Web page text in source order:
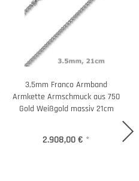
3,5mm Franco Armband
Armkette Armschmuck aus 750
Gold Weißgold massiv 21cm
2.908,00 € *